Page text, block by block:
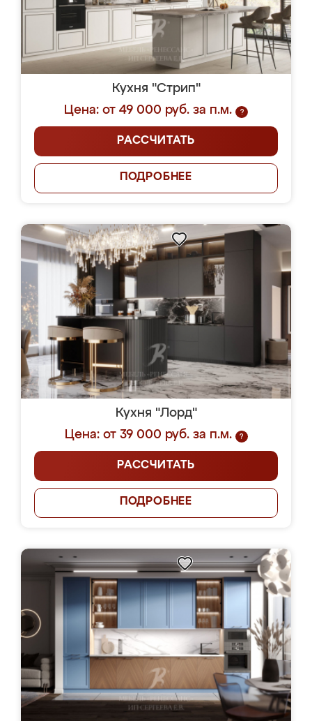
Кухня "Стрип"
Цена: от 49 000 руб. за п.м.
?
РАССЧИТАТЬ
ПОДРОБНЕЕ
Кухня "Лорд"
Цена: от 39 000 руб. за п.м.
?
РАССЧИТАТЬ
ПОДРОБНЕЕ